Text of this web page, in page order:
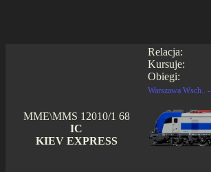
Relacja:
Kursuje:
Obiegi:
MME\MMS 12010/1 68
IC
KIEV EXPRESS
Warszawa Wsch.. -